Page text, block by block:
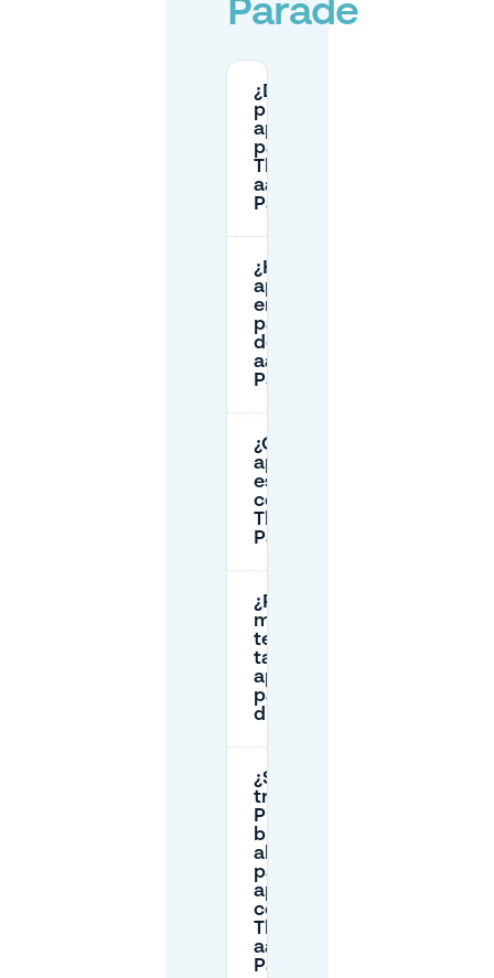
Parade
¿Dónde
puedo
aparcar
para el
Theatre
aan de
Parade?
¿Hay
aparcamiento
en la calle de
pago cerca
del Theatre
aan de
Parade?
¿Qué
aparcamientos
están más
cerca del
Theatre aan de
Parade?
¿Puedo aparcar
más cerca si
tengo una
tarjeta de
aparcamiento
para
discapacitados?
¿Son las
transferia
P+R una
buena
alternativa
para
aparcar
cerca del
Theatre
aan de
Parade?